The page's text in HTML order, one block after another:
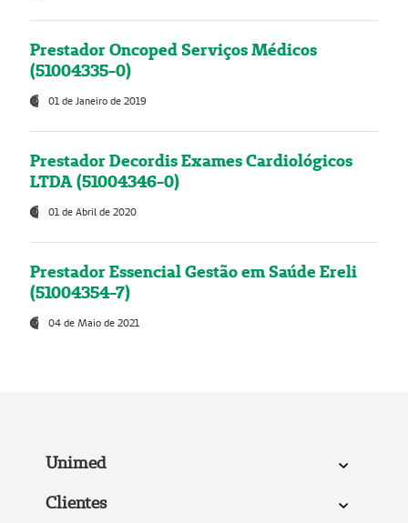
Prestador Oncoped Serviços Médicos
(51004335-0)
01 de Janeiro de 2019
Prestador Decordis Exames Cardiológicos
LTDA (51004346-0)
01 de Abril de 2020
Prestador Essencial Gestão em Saúde Ereli
(51004354-7)
04 de Maio de 2021
Unimed
Clientes